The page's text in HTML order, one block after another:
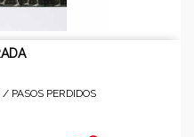
/ PASOS PERDIDOS